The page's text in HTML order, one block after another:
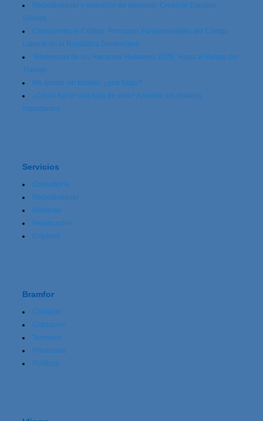
Reclutamiento y selección de personal: Creando Equipos
Sólidos
Conociendo el Código: Principios Fundamentales del Código
Laboral en la República Dominicana
Tendencias de los Recursos Humanos 2025: Hacia el Futuro del
Trabajo
Me quedé sin trabajo, ¿qué hago?
¿Cómo hacer una hoja de vida? Aprende los detalles
importantes.
Servicios
Consultoría
Reclutamiento
Nóminas
Reubicación
Empleos
Bramfor
Contacto
Cotización
Terminos
Privacidad
Políticas